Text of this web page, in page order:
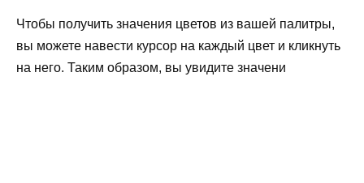
Чтобы получить значения цветов из вашей палитры,
вы можете навести курсор на каждый цвет и кликнуть
на него. Таким образом, вы увидите значени